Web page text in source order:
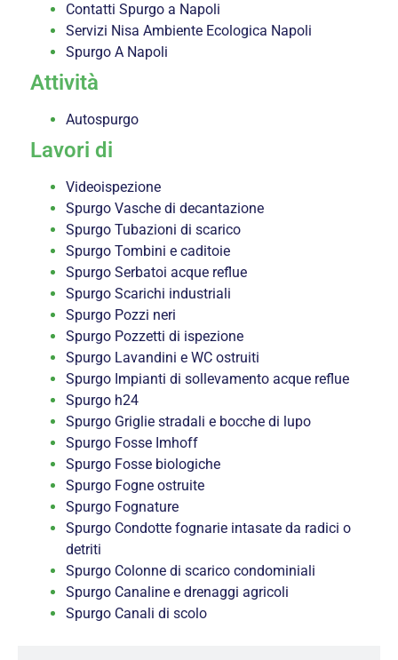
Contatti Spurgo a Napoli
Servizi Nisa Ambiente Ecologica Napoli
Spurgo A Napoli
Attività
Autospurgo
Lavori di
Videoispezione
Spurgo Vasche di decantazione
Spurgo Tubazioni di scarico
Spurgo Tombini e caditoie
Spurgo Serbatoi acque reflue
Spurgo Scarichi industriali
Spurgo Pozzi neri
Spurgo Pozzetti di ispezione
Spurgo Lavandini e WC ostruiti
Spurgo Impianti di sollevamento acque reflue
Spurgo h24
Spurgo Griglie stradali e bocche di lupo
Spurgo Fosse Imhoff
Spurgo Fosse biologiche
Spurgo Fogne ostruite
Spurgo Fognature
Spurgo Condotte fognarie intasate da radici o
detriti
Spurgo Colonne di scarico condominiali
Spurgo Canaline e drenaggi agricoli
Spurgo Canali di scolo